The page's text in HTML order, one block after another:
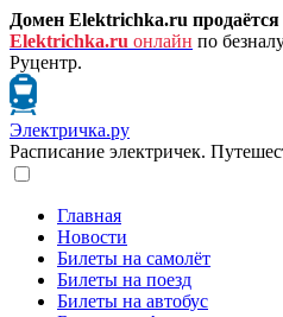
Домен Elektrichka.ru продаётся
Elektrichka.ru онлайн по
Руцентр.
Электричка.ру
Расписание электричек.
Главная
Новости
Билеты на самолёт
Билеты на поезд
Билеты на автобус